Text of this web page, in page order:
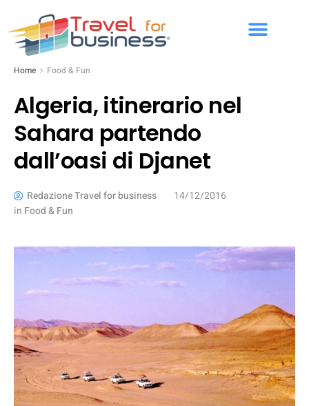
Home Food & Fun
Algeria, itinerario nel
Sahara partendo
dall’oasi di Djanet
Redazione Travel for business
14/12/2016
in Food & Fun